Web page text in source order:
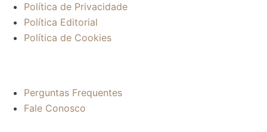
Política de Privacidade
Política Editorial
Política de Cookies
Perguntas Frequentes
Fale Conosco